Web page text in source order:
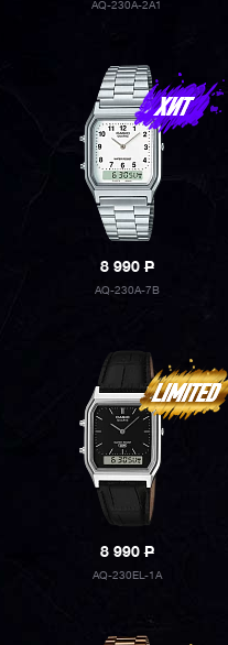
AQ-230A-2A1
8 990P
AQ-230A-7B
8 990P
AQ-230EL-1A